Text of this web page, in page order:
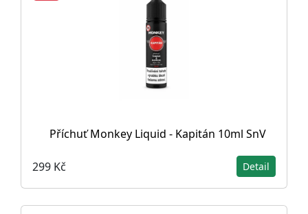
Příchuť Monkey Liquid - Kapitán 10ml SnV
299 Kč Detail